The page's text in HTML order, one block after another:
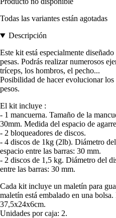
Todas las variantes están agotadas
Descripción
Este kit está especialmente
pesas. Podrás realizar numerosos
tríceps, los hombros, el pecho...
Posibilidad de hacer evolucionar
pesos.
El kit incluye :
- 1 mancuerna. Tamaño de la
30mm. Medida del espacio de
- 2 bloqueadores de discos.
- 4 discos de 1kg (2lb). Diámetro
espacio entre las barras: 30 mm.
- 2 discos de 1,5 kg. Diámetro del
entre las barras: 30 mm.
Cada kit incluye un maletín para
maletín está embalado en una
37,5x24x6cm.
Unidades por caja: 2.